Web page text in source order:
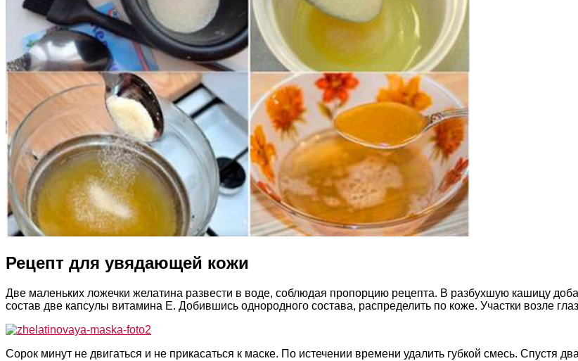
Рецепт для увядающей кожи
Две маленьких ложечки желатина развести в воде, соблюдая пропорцию рецепта. В разбухшую кашицу
состав две капсулы витамина Е. Добившись однородного состава, распределить по коже. Участки возле
Сорок минут не двигаться и не прикасаться к маске. По истечении времени удалить губкой смесь. Спустя